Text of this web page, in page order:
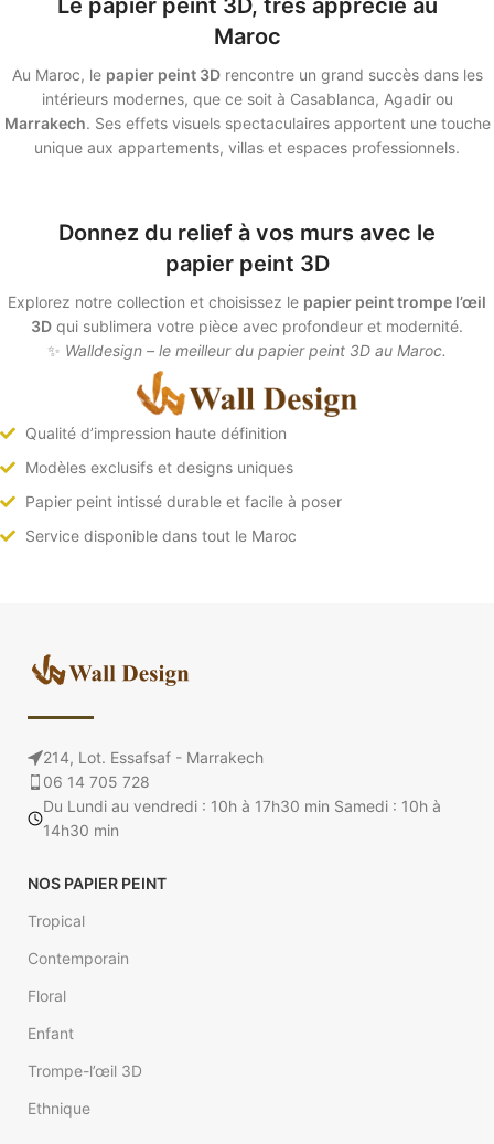
Le papier peint 3D, très apprécié au
Maroc
Au Maroc, le papier peint 3Drencontre un grand succès dans les
intérieurs modernes, que ce soit à Casablanca, Agadir ou
Marrakech. Ses effets visuels spectaculaires apportent une touche
unique aux appartements, villas et espaces professionnels.
Donnez du relief à vos murs avec le
papier peint 3D
Explorez notre collection et choisissez le papier peint trompe l’œil
3D qui sublimera votre pièce avec profondeur et modernité.
✨ Walldesign – le meilleur du papier peint 3D au Maroc.
Qualité d’impression haute définition
Modèles exclusifs et designs uniques
Papier peint intissé durable et facile à poser
Service disponible dans tout le Maroc
214, Lot. Essafsaf - Marrakech
06 14 705 728
Du Lundi au vendredi : 10h à 17h30 min Samedi : 10h à
14h30 min
NOS PAPIER PEINT
Tropical
Contemporain
Floral
Enfant
Trompe-l’œil 3D
Ethnique